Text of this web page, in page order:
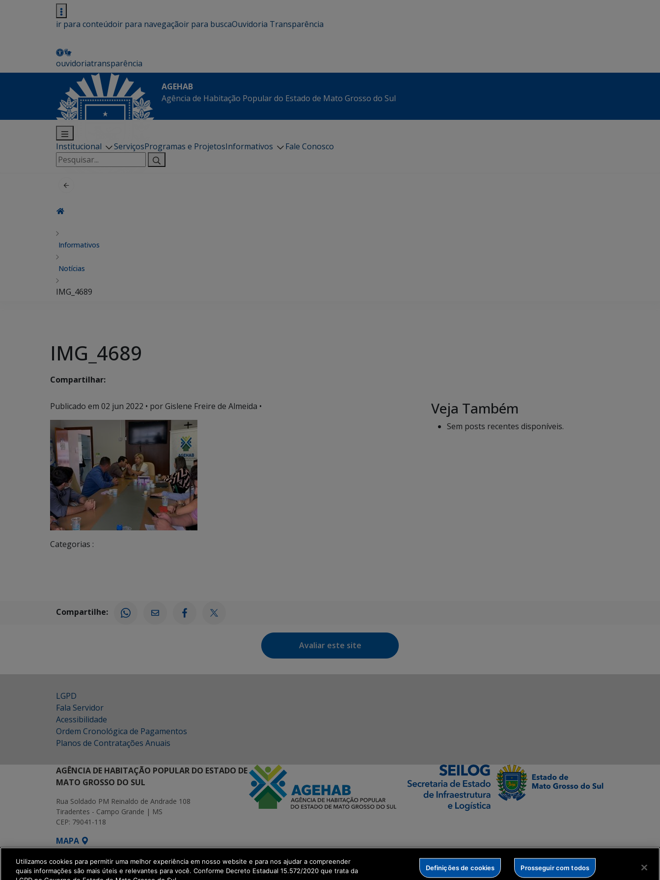
ir para conteúdoir para navegaçãoir para buscaOuvidoria Transparência
ouvidoriatransparência
AGEHAB
Agência de Habitação Popular do Estado de Mato Grosso do Sul
Institucional ServiçosProgramas e ProjetosInformativos
Fale Conosco
Pesquisar
por:
Informativos
Notícias
IMG_4689
IMG_4689
Compartilhar:
Publicado em 02 jun 2022 • por Gislene Freire de Almeida •
Categorias :
Veja Também
Sem posts recentes disponíveis.
Compartilhe:
Avaliar este site
LGPD
Fala Servidor
Acessibilidade
Ordem Cronológica de Pagamentos
Planos de Contratações Anuais
AGÊNCIA DE HABITAÇÃO POPULAR DO ESTADO DE
MATO GROSSO DO SUL
Rua Soldado PM Reinaldo de Andrade 108
Tiradentes - Campo Grande | MS
CEP: 79041-118
MAPA
SETDIG | Secretaria-Executiva de Transformação Digital
Utilizamos cookies para permitir uma melhor experiência em nosso website e para nos ajudar a compreender
quais informações são mais úteis e relevantes para você. Conforme Decreto Estadual 15.572/2020 que trata da
Definições de cookies Prosseguir com todos